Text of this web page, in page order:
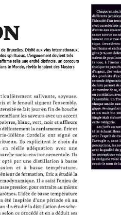
- MARS 2021
- MARS 2021